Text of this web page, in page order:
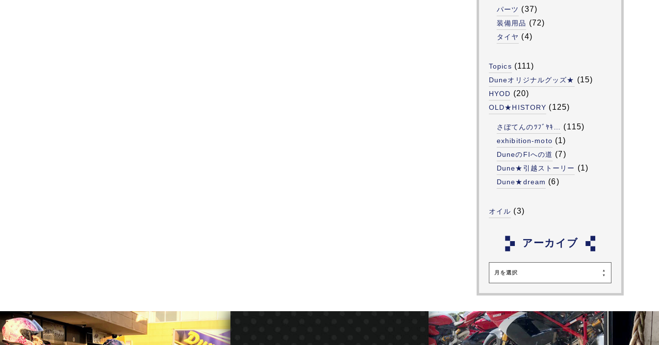
パーツ (37)
装備用品 (72)
タイヤ (4)
Topics (111)
Duneオリジナルグッズ★ (15)
HYOD (20)
OLD★HISTORY (125)
さぼてんのﾂﾌﾞﾔｷ… (115)
exhibition-moto (1)
DuneのFIへの道 (7)
Dune★引越ストーリー (1)
Dune★dream (6)
オイル (3)
アーカイブ
月を選択